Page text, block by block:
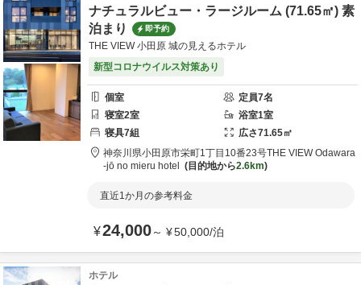
ナチュラルビュー・ラージルーム (71.65㎡) 素
泊まり
即予約
THE VIEW 小田原 城の見えるホテル
新型コロナウイルス対策あり
個室 定員7名
寝室2室 浴室1室
寝具7組 広さ71.65㎡
神奈川県小田原市栄町1丁目10番23号THE VIEW Odawara
-jō no mieru hotel
目的地から2.6km
直近1か月の参考料金
¥24,000～ ¥50,000/泊
ホテル